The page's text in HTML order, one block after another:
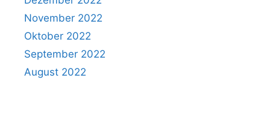
November 2022
Oktober 2022
September 2022
August 2022